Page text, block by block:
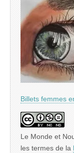
Billets femmes
Le Monde et
les termes de la